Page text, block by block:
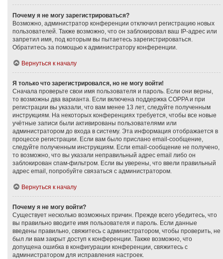
Почему я не могу зарегистрироваться?
Возможно, администратор конференции отключил регистрацию новых
пользователей. Также возможно, что он заблокировал ваш IP-адрес или
запретил имя, под которым вы пытаетесь зарегистрироваться.
Обратитесь за помощью к администратору конференции.
Вернуться к началу
Я только что зарегистрировался, но не могу войти!
Сначала проверьте свои имя пользователя и пароль. Если они верны,
то возможны два варианта. Если включена поддержка COPPA и при
регистрации вы указали, что вам менее 13 лет, следуйте полученным
инструкциям. На некоторых конференциях требуется, чтобы все новые
учётные записи были активированы пользователями или
администратором до входа в систему. Эта информация отображается в
процессе регистрации. Если вам было прислано email-сообщение,
следуйте полученным инструкциям. Если email-сообщение не получено,
то возможно, что вы указали неправильный адрес email либо он
заблокирован спам-фильтром. Если вы уверены, что ввели правильный
адрес email, попробуйте связаться с администратором.
Вернуться к началу
Почему я не могу войти?
Существует несколько возможных причин. Прежде всего убедитесь, что
вы правильно вводите имя пользователя и пароль. Если данные
введены правильно, свяжитесь с администратором, чтобы проверить, не
был ли вам закрыт доступ к конференции. Также возможно, что
допущена ошибка в конфигурации конференции, свяжитесь с
администратором для исправления настроек.